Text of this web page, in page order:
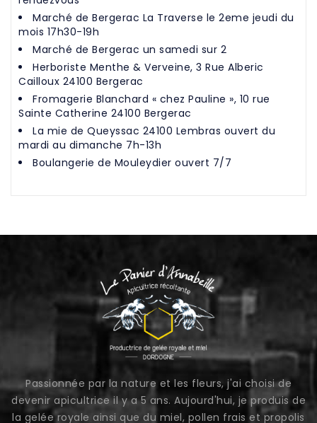
Marché de Bergerac La Traverse le 2eme jeudi du
mois 17h30-19h
Marché de Bergerac un samedi sur 2
Herboriste Menthe & Verveine, 3 Rue Alberic
Cailloux 24100 Bergerac
Fromagerie Blanchard « chez Pauline », 10 rue
Sainte Catherine 24100 Bergerac
La mie de Queyssac 24100 Lembras ouvert du
mardi au dimanche 7h-13h
Boulangerie de Mouleydier ouvert 7/7
Passionnée par la nature et les fleurs, j'ai choisi de
devenir apicultrice il y a 5 ans. Aujourd'hui, je produis de
la gelée royale ainsi que du miel, pollen frais et propolis